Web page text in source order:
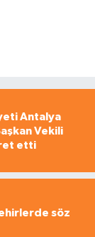
Antalya
Vekili
etti
söz